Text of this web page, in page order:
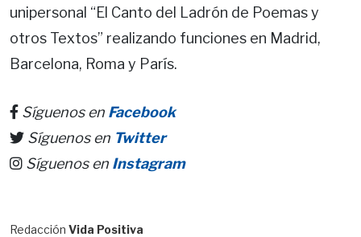
unipersonal “El Canto del Ladrón de Poemas y
otros Textos” realizando funciones en Madrid,
Barcelona, Roma y París.
Síguenos en Facebook
Síguenos en Twitter
Síguenos en Instagram
Redacción Vida Positiva